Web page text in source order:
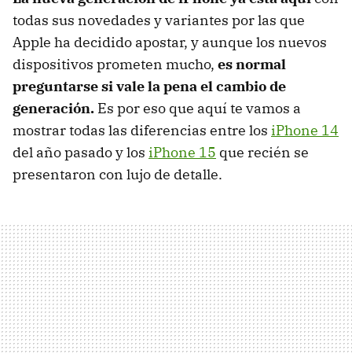
todas sus novedades y variantes por las que
Apple ha decidido apostar, y aunque los nuevos
dispositivos prometen mucho, es normal
preguntarse si vale la pena el cambio de
generación. Es por eso que aquí te vamos a
mostrar todas las diferencias entre los iPhone 14
del año pasado y los iPhone 15 que recién se
presentaron con lujo de detalle.